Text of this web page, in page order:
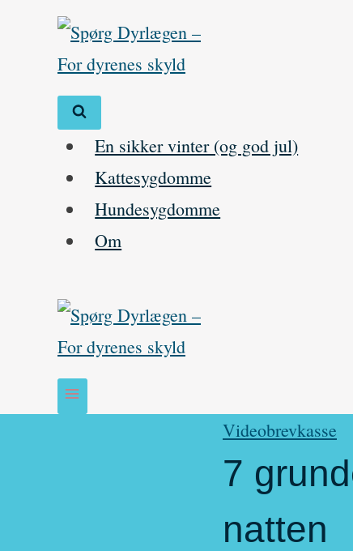
En sikker vinter (og god jul)
Kattesygdomme
Hundesygdomme
Om
Videobrevkasse
7
natten